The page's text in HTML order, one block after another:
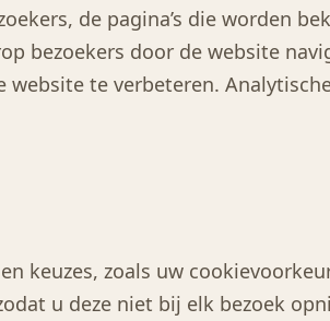
de pagina’s die worden
bezoekers door de website
te verbeteren.
keuzes, zoals uw
u deze niet bij elk bezoek